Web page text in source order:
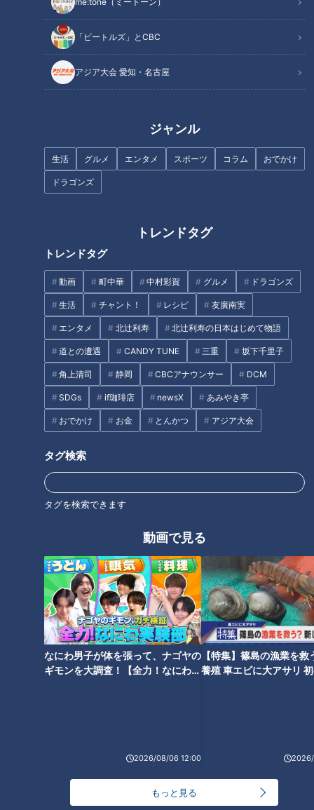
「ビートルズ」とCBC
アジア大会 愛知・名古屋
ジャンル
生活 グルメ エンタメ スポーツ コラム おでかけ
ドラゴンズ
トレンドタグ
トレンドタグ
動画 町中華 中村彩賀 グルメ ドラゴンズ
生活 チャント！ レシピ 友廣南実
エンタメ 北辻利寿 北辻利寿の日本はじめて物語
道との遭遇 CANDY TUNE 三重 坂下千里子
角上清司 静岡 CBCアナウンサー DCM
SDGs if珈琲店 newsX あみやき亭
おでかけ お金 とんかつ アジア大会
タグ検索
タグを検索できます
動画で見る
なにわ男子が体を張って、ナゴヤの
ギモンを大調査！【全力！なにわ実
2026/08/06 12:00
【特集】篠島の漁業を救
養殖 車エビに大アサリ
もっと見る
ー！？
なら言って！」鶴瓶に激高し、
イッセー尾形【スジナシ】鶴瓶
思わず「初めてこんな興奮した
わ」売り芝居に買い芝居！
っているんですよ」
エンタメ スジナシ つみきみほ 笑福亭鶴瓶
オススメ関連コンテンツ
活感溢れる夫婦に訪れた終末
【川上麻衣子】年の差夫婦の犬
も食わぬ喧嘩に鶴瓶「台本ある
かのよう」
【中江有里】突然抱きつかれス
ケベさ隠せない鶴瓶。駆け引き
上手な中江にいくら出す…？
【有森也実】下着泥棒を通報…